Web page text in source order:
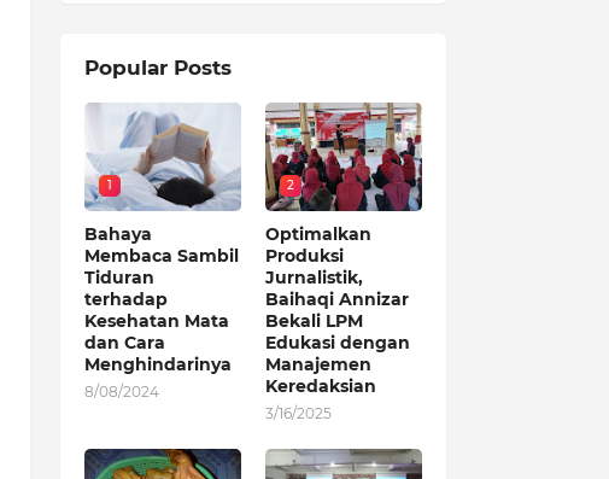
Popular Posts
1
Bahaya
Membaca Sambil
Tiduran
terhadap
Kesehatan Mata
dan Cara
Menghindarinya
8/08/2024
2
Optimalkan
Produksi
Jurnalistik,
Baihaqi Annizar
Bekali LPM
Edukasi dengan
Manajemen
Keredaksian
3/16/2025